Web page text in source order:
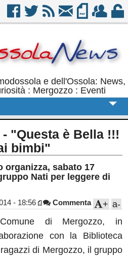
e dell'Ossola: News,
: Mergozzo : Eventi
"Questa è Bella !!!
bimbi"
organizza, sabato 17
Nati per leggere di
- 18:56 Commenta a-
+
di Mergozzo, in
con la Biblioteca
di Mergozzo, il gruppo